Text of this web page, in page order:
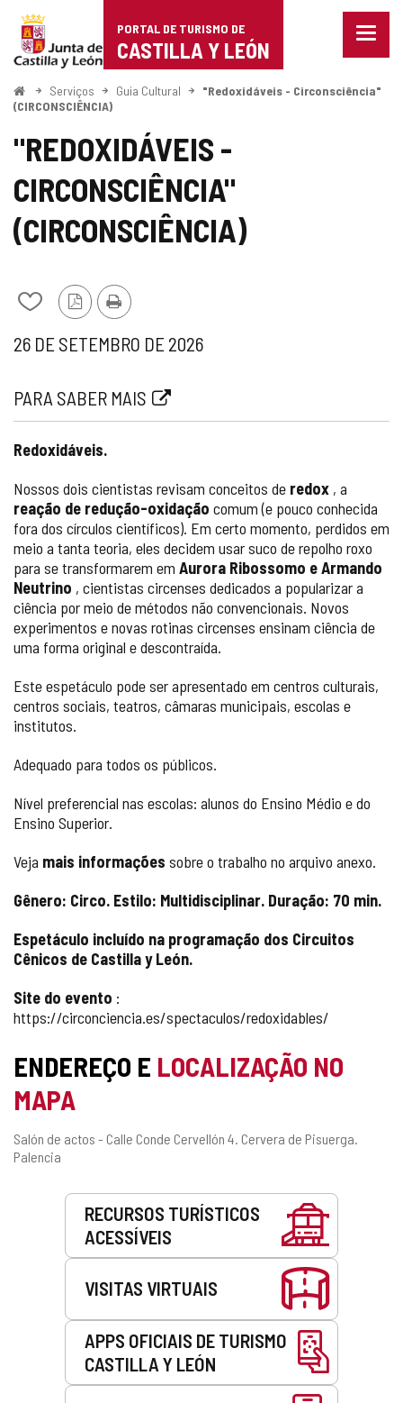
Portal
de
Turismo
de
Castilla
León
PORTAL DE TURISMO DE
CASTILLA Y LEÓN
Menu
ComeçoServiços Guia Cultural
"Redoxidáveis ​​- Circonsciência"
(CIRCONSCIÊNCIA)
"REDOXIDÁVEIS ​​-
CIRCONSCIÊNCIA"
(CIRCONSCIÊNCIA)
Adicionar
remover
cadernos
VersãoImprimir
datas
26 DE SETEMBRO DE 2026
Link
PARA SABER MAIS
Redoxidáveis.
Nossos dois cientistas revisam conceitos de redox , a
reação de redução-oxidação comum (e pouco conhecida
fora dos círculos científicos). Em certo momento, perdidos em
meio a tanta teoria, eles decidem usar suco de repolho roxo
para se transformarem em Aurora Ribossomo e Armando
Neutrino , cientistas circenses dedicados a popularizar a
ciência por meio de métodos não convencionais. Novos
experimentos e novas rotinas circenses ensinam ciência de
uma forma original e descontraída.
Este espetáculo pode ser apresentado em centros culturais,
centros sociais, teatros, câmaras municipais, escolas e
institutos.
Adequado para todos os públicos.
Nível preferencial nas escolas: alunos do Ensino Médio e do
Ensino Superior.
Veja mais informações sobre o trabalho no arquivo anexo.
Gênero: Circo. Estilo: Multidisciplinar. Duração: 70 min.
Espetáculo incluído na programação dos Circuitos
Cênicos de Castilla y León.
Site do evento :
https://circonciencia.es/spectaculos/redoxidables/
ENDEREÇO E LOCALIZAÇÃO NO
MAPA
Endereço
postal
Salón de actos - Calle Conde Cervellón 4. Cervera de Pisuerga.
Palencia
RECURSOS TURÍSTICOS
ACESSÍVEIS
VISITAS VIRTUAIS
APPS OFICIAIS DE TURISMO
CASTILLA Y LEÓN